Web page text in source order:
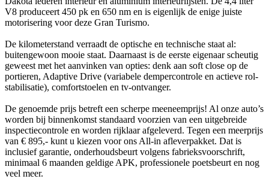
V8 produceert 450 pk en 650 nm en is eigenlijk de enige juiste
motorisering voor deze Gran Turismo.
De kilometerstand verraadt de optische en technische staat al:
buitengewoon mooie staat. Daarnaast is de eerste eigenaar scheutig
geweest met het aanvinken van opties: denk aan soft close op de
portieren, Adaptive Drive (variabele dempercontrole en actieve rol-
stabilisatie), comfortstoelen en tv-ontvanger.
De genoemde prijs betreft een scherpe meeneemprijs! Al onze auto’s
worden bij binnenkomst standaard voorzien van een uitgebreide
inspectiecontrole en worden rijklaar afgeleverd. Tegen een meerprijs
van € 895,- kunt u kiezen voor ons All-in afleverpakket. Dat is
inclusief garantie, onderhoudsbeurt volgens fabrieksvoorschrift,
minimaal 6 maanden geldige APK, professionele poetsbeurt en nog
veel meer.